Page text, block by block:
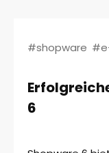
#shopware
6